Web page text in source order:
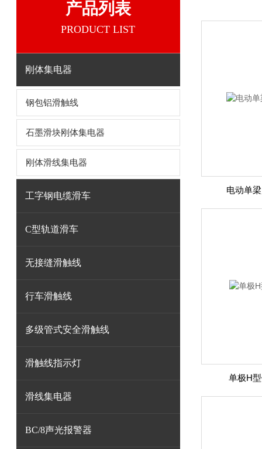
产品列表
PRODUCT LIST
刚体集电器
钢包铝滑触线
石墨滑块刚体集电器
刚体滑线集电器
工字钢电缆滑车
C型轨道滑车
无接缝滑触线
行车滑触线
多级管式安全滑触线
滑触线指示灯
滑线集电器
BC/8声光报警器
电动单
单极H